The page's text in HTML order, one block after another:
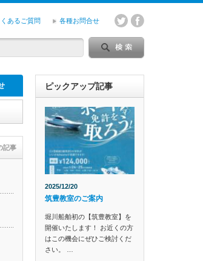
くあるご質問 各種お問合せ
記事
ピックアップ記事
2025/12/20
筑豊教室のご案内
堀川船舶初の【筑豊教室】を
開催いたします！ お近くの方
はこの機会にぜひご検討くだ
さい。 …